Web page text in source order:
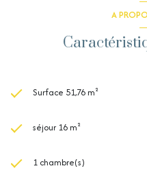
A
Surface 51,76 m²
séjour 16 m²
1 chambre(s)